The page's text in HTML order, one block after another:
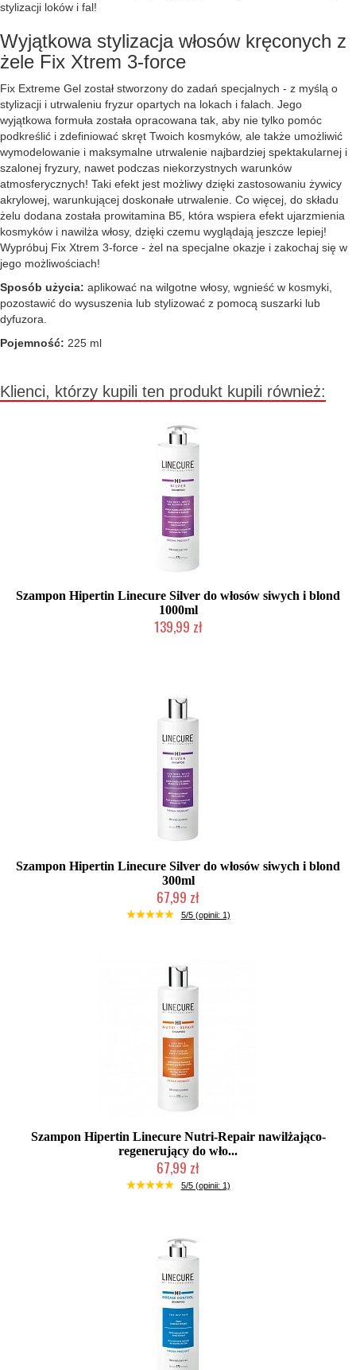
stylizacji loków i fal!
Wyjątkowa stylizacja włosów kręconych z
żele Fix Xtrem 3-force
Fix Extreme Gel został stworzony do zadań specjalnych - z myślą o
stylizacji i utrwaleniu fryzur opartych na lokach i falach. Jego
wyjątkowa formuła została opracowana tak, aby nie tylko pomóc
podkreślić i zdefiniować skręt Twoich kosmyków, ale także umożliwić
wymodelowanie i maksymalne utrwalenie najbardziej spektakularnej i
szalonej fryzury, nawet podczas niekorzystnych warunków
atmosferycznych! Taki efekt jest możliwy dzięki zastosowaniu żywicy
akrylowej, warunkującej doskonałe utrwalenie. Co więcej, do składu
żelu dodana została prowitamina B5, która wspiera efekt ujarzmienia
kosmyków i nawilża włosy, dzięki czemu wyglądają jeszcze lepiej!
Wypróbuj Fix Xtrem 3-force - żel na specjalne okazje i zakochaj się w
jego możliwościach!
Sposób użycia: aplikować na wilgotne włosy, wgnieść w kosmyki,
pozostawić do wysuszenia lub stylizować z pomocą suszarki lub
dyfuzora.
Pojemność: 225 ml
Klienci, którzy kupili ten produkt kupili również:
Szampon Hipertin Linecure Silver do włosów siwych i blond
1000ml
139,99 zł
Szampon Hipertin Linecure Silver do włosów siwych i blond
300ml
67,99 zł
Duża ilość (wysyłka w 24h)
5/5 (opinii: 1)
Szampon Hipertin Linecure Nutri-Repair nawilżająco-
regenerujący do wło...
67,99 zł
Duża ilość (wysyłka w 24h)
5/5 (opinii: 1)